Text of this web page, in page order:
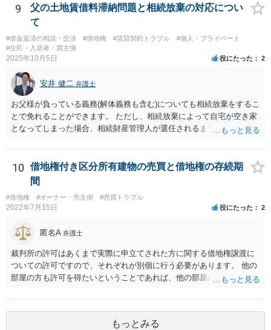
なっていますが、 遺産分割未了のまま旦那さんが亡くなると、ご質問
者様がその２分の１の分を相続することになります。 借家に建ってい
る建物の相続問題が２０年以上未解決である理由が不明ではあります
が、 まずはその点をはっきりさせた方がよさそうですね。 ご質問に対
する回答は以上ですが、可能であれば、ご依頼になるかは別にして、
求めることをおすすめいたします。 ご参考にしていただけますと幸い
です。
9
父の土地賃借料滞納問題と相続放棄の対応につい
て
#借金返済の相談・交渉 #借地権 #賃貸契約トラブル
#個人・プライベート
#住民・入居者・買主側
2025年10月5日 役にたった 2
安井 健二 弁護士
お父様が負っている義務(解体義務も含む)についても相続放棄をするこ
とで免れることができます。 ただし、相続放棄によって自宅が空き家
となってしまった場合、相続財産管理人が選任されるまで、管理義務
父様の私物は基本的に放置しておいたほうがよいでしょう。 下手に処
分してしまうと相続をしたとみなされてしまい、相続放棄が困難にな
ることがあります。 また、関係者から連絡があった際は相続放棄を検
討していると伝え、相続放棄後は相続放棄申述証明書の控えを交付す
るとよいと考えます。
10
借地権付き区分所有建物の売買と借地権の存続期
間
#借地権 #オーナー・売主側 #売買トラブル
2022年7月15日 役にたった 2
匿名A 弁護士
裁判所の許可はあくまで実際に申立てされた方に関する借地権譲渡に
ついての許可ですので、それぞれが別個に行う必要があります。 他の
部屋の方も許可を得たいということであれば、他の部屋の方も同じく
もっとみる